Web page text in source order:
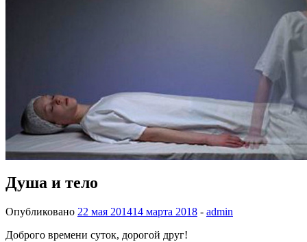
Душа и тело
Опубликовано 22 мая 201414 марта 2018 - admin
Доброго времени суток, дорогой друг!